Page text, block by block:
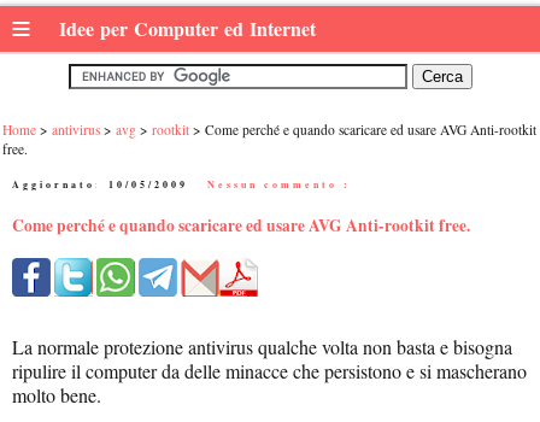
≡ Idee per Computer ed Internet
Home antivirus avg rootkit
Come perché e quando scaricare ed usare AVG Anti-rootkit
free.
Aggiornato: 10/05/2009 Nessun commento :
Come perché e quando scaricare ed usare AVG Anti-rootkit free.
La normale protezione antivirus qualche volta non basta e bisogna
ripulire il computer da delle minacce che persistono e si mascherano
molto bene.